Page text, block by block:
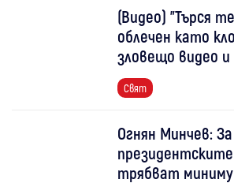
(Видео) "Търся
облечен като
зловещо видео и
Свят
Огнян Минчев:
трябват